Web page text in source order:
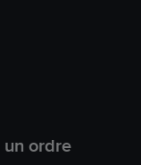
un ordre